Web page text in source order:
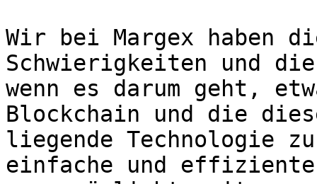
Wir bei Margex haben
Schwierigkeiten und
wenn es darum geht,
Blockchain und die
liegende Technologie
einfache und